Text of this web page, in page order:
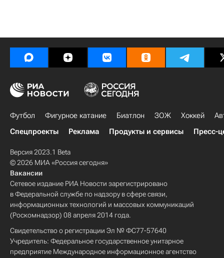
Футбол Фигурное катание Биатлон ЗОЖ Хоккей
Спецпроекты
Реклама Продукты и сервисы Пресс-
Версия 2023.1 Beta
© 2026 МИА «Россия сегодня»
Вакансии
Сетевое издание РИА Новости зарегистрировано
в Федеральной службе по надзору в сфере связи,
информационных технологий и массовых коммуникаций
(Роскомнадзор) 08 апреля 2014 года.
Свидетельство о регистрации Эл № ФС77-57640
Учредитель: Федеральное государственное унитарное
предприятие Международное информационное агентство